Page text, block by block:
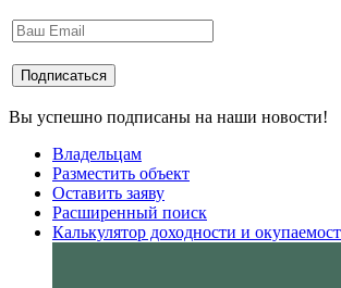
Вы успешно подписаны на наши новости!
Владельцам
Разместить объект
Оставить заяву
Расширенный поиск
Калькулятор доходности и